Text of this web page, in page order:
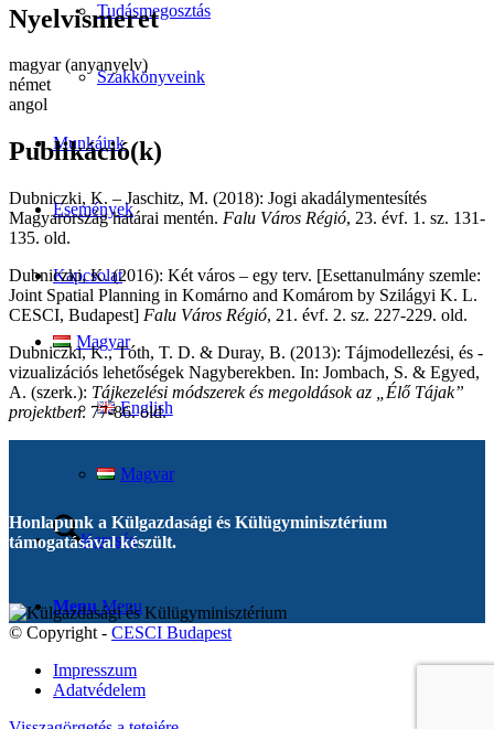
Tudásmegosztás
Szakkönyveink
Munkáink
Események
Kapcsolat
Magyar
English
Magyar
Keresés
Menu Menu
Nyelvismeret
magyar (anyanyelv)
német
angol
Publikáció(k)
Dubniczki, K. – Jaschitz, M. (2018): Jogi akadálymentesítés
Magyarország határai mentén. Falu Város Régió, 23. évf. 1. sz. 131-
135. old.
Dubniczki, K. (2016): Két város – egy terv. [Esettanulmány szemle:
Joint Spatial Planning in Komárno and Komárom by Szilágyi K. L.
CESCI, Budapest] Falu Város Régió, 21. évf. 2. sz. 227-229. old.
Dubniczki, K., Tóth, T. D. & Duray, B. (2013): Tájmodellezési, és -
vizualizációs lehetőségek Nagyberekben. In: Jombach, S. & Egyed,
A. (szerk.): Tájkezelési módszerek és megoldások az „Élő Tájak”
projektben. 77-86. old.
Honlapunk a Külgazdasági és Külügyminisztérium
támogatásával készült.
© Copyright - CESCI Budapest
Impresszum
Adatvédelem